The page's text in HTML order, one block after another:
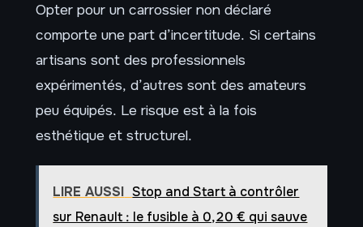
Opter pour un carrossier non déclaré
comporte une part d’incertitude. Si certains
artisans sont des professionnels
expérimentés, d’autres sont des amateurs
peu équipés. Le risque est à la fois
esthétique et structurel.
LIRE AUSSI Stop and Start à contrôler
sur Renault : le fusible à 0,20 € qui sauve